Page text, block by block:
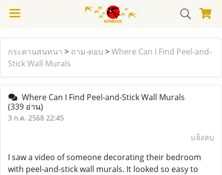
กระดานสนทนา > ถาม-ตอบ >Where Can I Find Peel-and-
Stick Wall Murals
Where Can I Find Peel-and-Stick Wall Murals
(339 อ่าน)
3 ก.ค. 2568 22:45
แจ้งลบ
I saw a video of someone decorating their bedroom
with peel-and-stick wall murals. It looked so easy to